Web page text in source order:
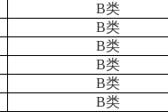
B类
B类
B类
B类
B类
B类